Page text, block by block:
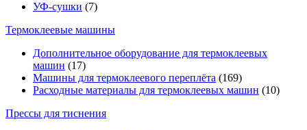
УФ-сушки (7)
Термоклеевые машины
Дополнительное оборудование для термоклеевых
машин (17)
Машины для термоклеевого переплёта (169)
Расходные материалы для термоклеевых машин (10)
Прессы для тиснения